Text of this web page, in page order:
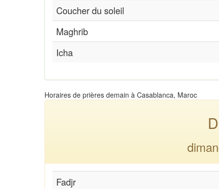
Coucher du soleil
Maghrib
Icha
Horaires de prières demain à Casablanca, Maroc
Fadjr